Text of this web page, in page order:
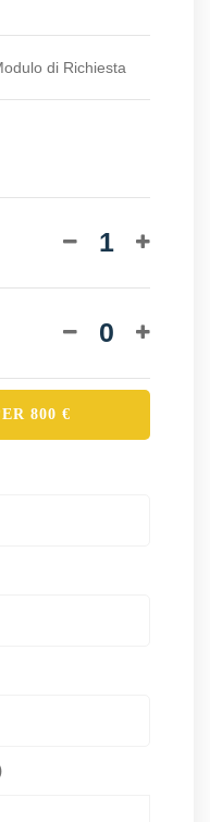
di Richiesta
1
0
800 €